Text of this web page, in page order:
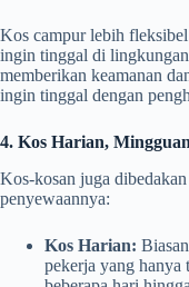
Kos campur lebih
ingin tinggal di lingkungan
memberikan keamanan
ingin tinggal dengan
4. Kos Harian,
Kos-kosan juga
penyewaannya:
Kos Harian:
pekerja yang hanya